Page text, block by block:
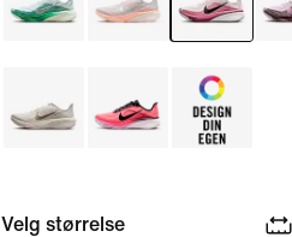
Velg størrelse